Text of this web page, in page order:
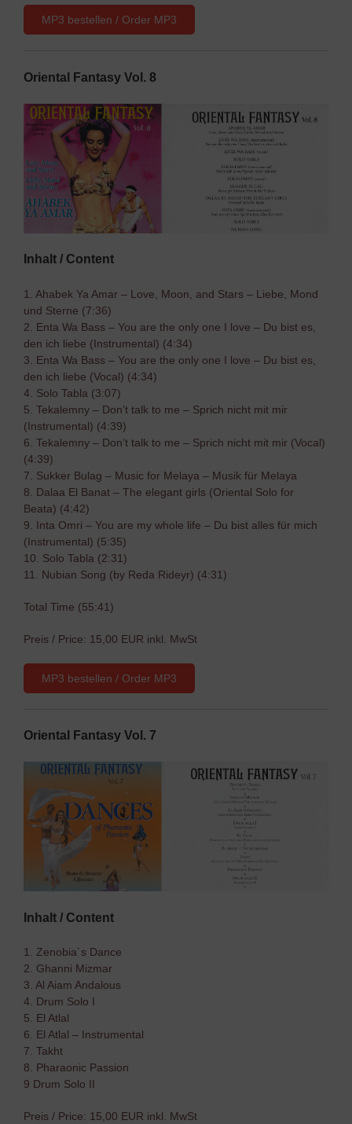
MP3 bestellen / Order MP3
Oriental Fantasy Vol. 8
Inhalt / Content
1. Ahabek Ya Amar – Love, Moon, and Stars – Liebe, Mond
und Sterne (7:36)
2. Enta Wa Bass – You are the only one I love – Du bist es,
den ich liebe (Instrumental) (4:34)
3. Enta Wa Bass – You are the only one I love – Du bist es,
den ich liebe (Vocal) (4:34)
4. Solo Tabla (3:07)
5. Tekalemny – Don’t talk to me – Sprich nicht mit mir
(Instrumental) (4:39)
6. Tekalemny – Don’t talk to me – Sprich nicht mit mir (Vocal)
(4:39)
7. Sukker Bulag – Music for Melaya – Musik für Melaya
8. Dalaa El Banat – The elegant girls (Oriental Solo for
Beata) (4:42)
9. Inta Omri – You are my whole life – Du bist alles für mich
(Instrumental) (5:35)
10. Solo Tabla (2:31)
11. Nubian Song (by Reda Rideyr) (4:31)
Total Time (55:41)
Preis / Price: 15,00 EUR inkl. MwSt
MP3 bestellen / Order MP3
Oriental Fantasy Vol. 7
Inhalt / Content
1. Zenobia´s Dance
2. Ghanni Mizmar
3. Al Aiam Andalous
4. Drum Solo I
5. El Atlal
6. El Atlal – Instrumental
7. Takht
8. Pharaonic Passion
9 Drum Solo II
Preis / Price: 15,00 EUR inkl. MwSt